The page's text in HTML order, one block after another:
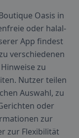
Oasis in
oder halal-
App findest
verschiedenen
zu
Nutzer teilen
Auswahl, zu
oder
zur
zur Flexibilität